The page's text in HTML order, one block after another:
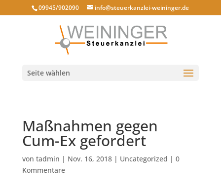
09945/902090 info@steuerkanzlei-weininger.de
Seite wählen
Maßnahmen gegen
Cum-Ex gefordert
von tadmin | Nov. 16, 2018| Uncategorized | 0
Kommentare